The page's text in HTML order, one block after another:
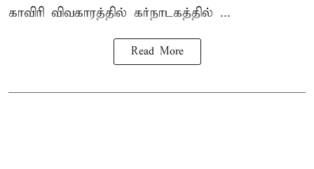
காவிரி விவகாரத்தில் கர்நாடகத்தில் ...
Read More